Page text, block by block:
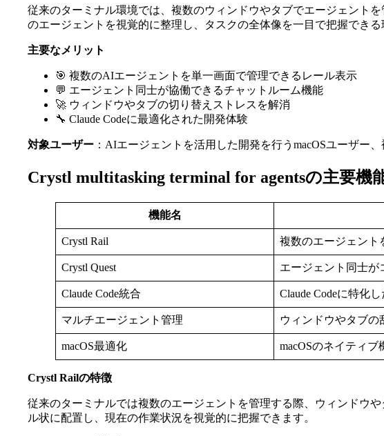
従来のターミナル環境では、複数のウィンドウやタブでエージェント
のエージェントを視覚的に整理し、タスクの全体像を一目で把握できる
主要なメリット
🎯 複数のAIエージェントを単一画面で管理できるレール表示
💬 エージェント同士が協働できるチャットルーム機能
🚀 ウィンドウやタブの切り替えストレスを解消
🔧 Claude Codeに最適化された開発体験
対象ユーザー ：AIエージェントを活用した開発を行うmacOSユーザー
Crystl multitasking terminal for agentsの主要機
機能名
Crystl Rail 複数のエージェント
Crystl Quest エージェント同士が
Claude Code統合 Claude Codeに特化
マルチエージェント管理 ウィンドウやタブの
macOS最適化 macOSのネイティ
Crystl Railの特徴
従来のターミナルでは複数のエージェントを管理する際、ウィンドウ
ル状に配置し、現在の作業状況を視覚的に把握できます。